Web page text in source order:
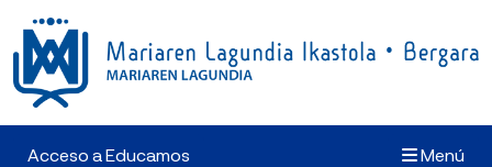
Acceso a Educamos Menú